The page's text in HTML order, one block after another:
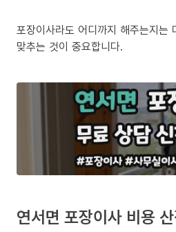
포장이사라도 어디까지 해주는지는
맞추는 것이 중요합니다.
연서면 포장이사 비용